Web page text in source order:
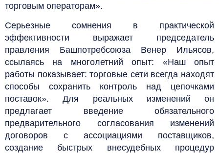
торговым операторам».
Серьезные сомнения в практической
эффективности выражает председатель
правления Башпотребсоюза Венер Ильясов,
ссылаясь на многолетний опыт: «Наш опыт
работы показывает: торговые сети всегда находят
способы сохранить контроль над цепочками
поставок». Для реальных изменений он
предлагает введение обязательного
предварительного согласования изменений
договоров с ассоциациями поставщиков,
создание быстрых внесудебных процедур